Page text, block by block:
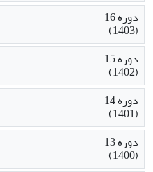
دوره 16
(1403)
دوره 15
(1402)
دوره 14
(1401)
دوره 13
(1400)